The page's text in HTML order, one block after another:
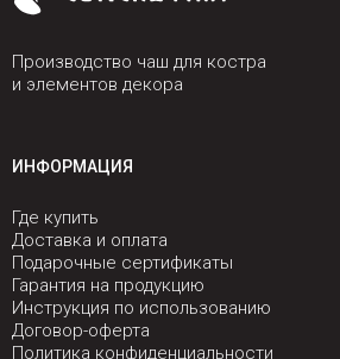
Производство чаш для костра
и элементов декора
ИНФОРМАЦИЯ
Где купить
Доставка и оплата
Подарочные сертификаты
Гарантия на продукцию
Инструкция по использованию
Договор-оферта
Политика конфиденциальности